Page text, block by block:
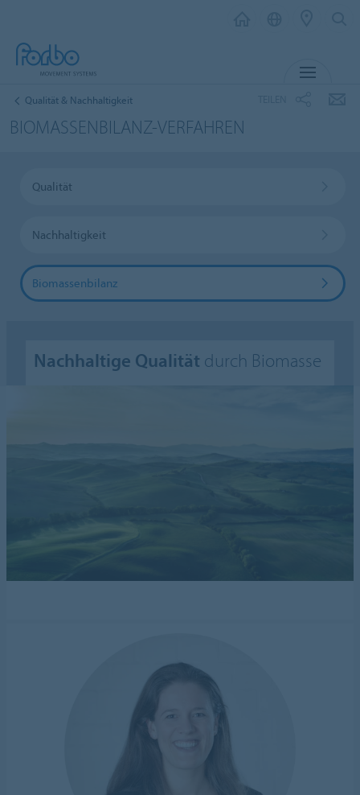
Qualität & Nachhaltigkeit
BIOMASSENBILANZ-VERFAHREN
Qualität
Nachhaltigkeit
Biomassenbilanz
Nachhaltige Qualität durch Biomasse